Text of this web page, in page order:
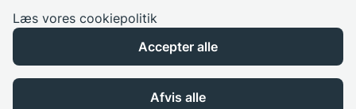
Databeskyttelsesrådgiver
Cookies
Tilgængelighedserklæring
Læs vores cookiepolitik
Accepter alle
Afvis alle